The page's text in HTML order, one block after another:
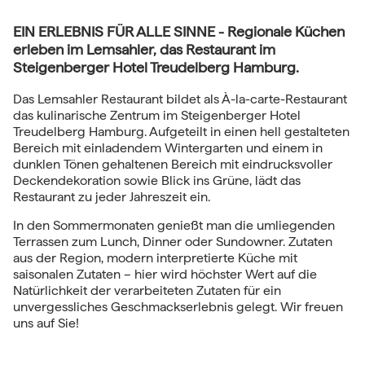
EIN ERLEBNIS FÜR ALLE SINNE - Regionale Küchen
erleben im Lemsahler, das Restaurant im
Steigenberger Hotel Treudelberg Hamburg.
Das Lemsahler Restaurant bildet als À-la-carte-Restaurant
das kulinarische Zentrum im Steigenberger Hotel
Treudelberg Hamburg. Aufgeteilt in einen hell gestalteten
Bereich mit einladendem Wintergarten und einem in
dunklen Tönen gehaltenen Bereich mit eindrucksvoller
Deckendekoration sowie Blick ins Grüne, lädt das
Restaurant zu jeder Jahreszeit ein.
In den Sommermonaten genießt man die umliegenden
Terrassen zum Lunch, Dinner oder Sundowner. Zutaten
aus der Region, modern interpretierte Küche mit
saisonalen Zutaten – hier wird höchster Wert auf die
Natürlichkeit der verarbeiteten Zutaten für ein
unvergessliches Geschmackserlebnis gelegt. Wir freuen
uns auf Sie!